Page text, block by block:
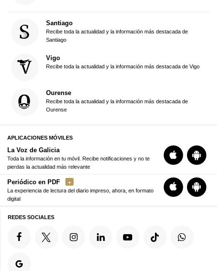
Santiago
Recibe toda la actualidad y la información más destacada de
Santiago
Vigo
Recibe toda la actualidad y la información más destacada de Vigo
Ourense
Recibe toda la actualidad y la información más destacada de
Ourense
APLICACIONES MÓVILES
La Voz de Galicia
Toda la información en tu móvil. Recibe notificaciones y no te
pierdas la actualidad más relevante
Periódico en PDF
La experiencia de lectura del diario impreso, ahora, en formato
digital
REDES SOCIALES